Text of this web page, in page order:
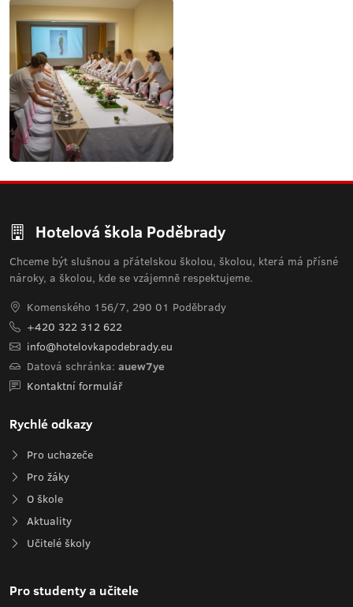
Hotelová škola Poděbrady
Chceme být slušnou a přátelskou školou, školou, která má přísné
nároky, a školou, kde se vzájemně respektujeme.
Komenského 156/7, 290 01 Poděbrady
+420 322 312 622
info@hotelovkapodebrady.eu
Datová schránka: auew7ye
Kontaktní formulář
Rychlé odkazy
Pro uchazeče
Pro žáky
O škole
Aktuality
Učitelé školy
Pro studenty a učitele